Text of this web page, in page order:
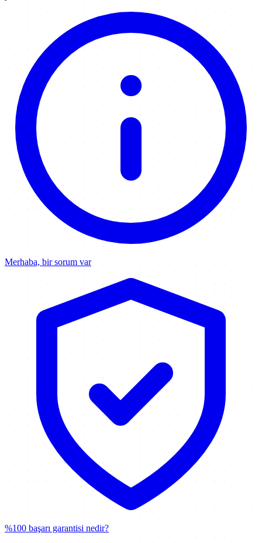
Merhaba, bir sorum var
%100 başarı garantisi nedir?